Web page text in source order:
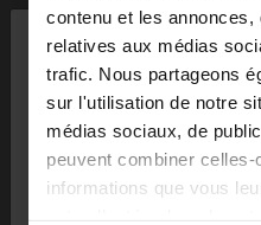
contenu et les
relatives aux médias
trafic. Nous partageons
sur l'utilisation de notre
médias sociaux, de
peuvent combiner
informations que vous
bonjour
Vous accédez au site
parcourir notre site au